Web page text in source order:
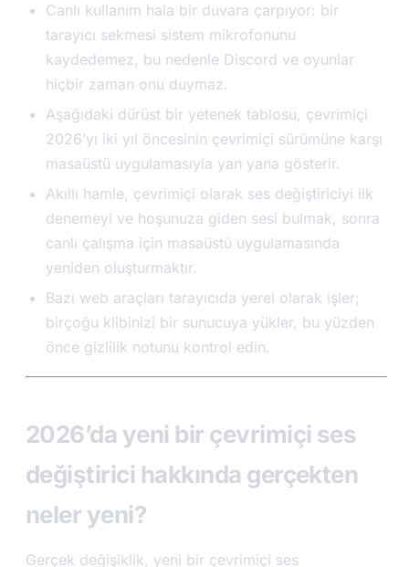
Canlı kullanım hala bir duvara çarpıyor: bir
tarayıcı sekmesi sistem mikrofonunu
kaydedemez, bu nedenle Discord ve oyunlar
hiçbir zaman onu duymaz.
Aşağıdaki dürüst bir yetenek tablosu, çevrimiçi
2026’yı iki yıl öncesinin çevrimiçi sürümüne karşı
masaüstü uygulamasıyla yan yana gösterir.
Akıllı hamle, çevrimiçi olarak ses değiştiriciyi ilk
denemeyi ve hoşunuza giden sesi bulmak, sonra
canlı çalışma için masaüstü uygulamasında
yeniden oluşturmaktır.
Bazı web araçları tarayıcıda yerel olarak işler;
birçoğu klibinizi bir sunucuya yükler, bu yüzden
önce gizlilik notunu kontrol edin.
2026’da yeni bir çevrimiçi ses
değiştirici hakkında gerçekten
neler yeni?
Gerçek değişiklik, yeni bir çevrimiçi ses